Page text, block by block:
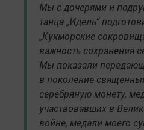
Мы с дочерями и
танца „Идель“
„Кукморские
важность сохранения
Мы показали
в поколение
серебряную монету,
участвовавших в
войне, медали моего